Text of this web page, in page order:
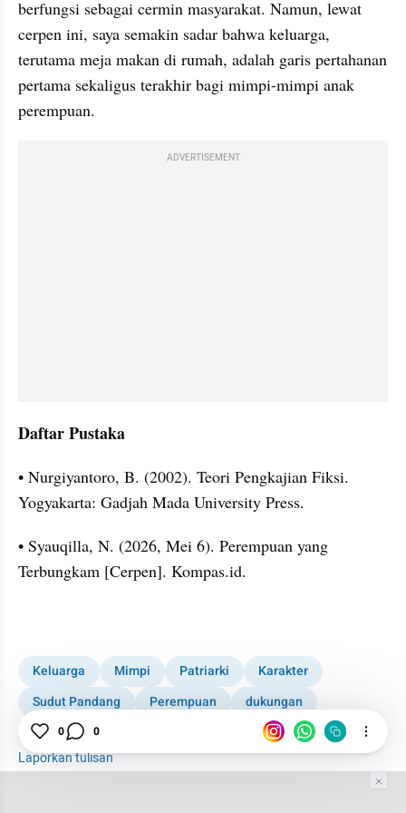
berfungsi sebagai cermin masyarakat. Namun, lewat
cerpen ini, saya semakin sadar bahwa keluarga,
terutama meja makan di rumah, adalah garis pertahanan
pertama sekaligus terakhir bagi mimpi-mimpi anak
perempuan.
ADVERTISEMENT
Daftar Pustaka
• Nurgiyantoro, B. (2002). Teori Pengkajian Fiksi.
Yogyakarta: Gadjah Mada University Press.
• Syauqilla, N. (2026, Mei 6). Perempuan yang
Terbungkam [Cerpen]. Kompas.id.
Keluarga Mimpi Patriarki
Karakter
Sudut Pandang
Perempuan
dukungan
Lingkungan
Laporkan tulisan
0 0